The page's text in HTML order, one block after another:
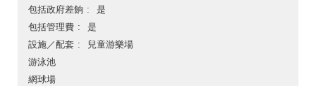
包括政府差餉
是
包括管理費
是
設施／配套
兒童游樂場
游泳池
網球場